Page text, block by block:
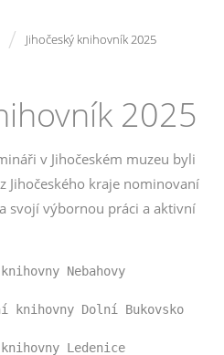
/ Jihočeský knihovník 2025
2025
v Jihočeském muzeu byli
Jihočeského kraje nominovaní
svojí výbornou práci a aktivní
Nebahovy
knihovny Dolní Bukovsko
Ledenice